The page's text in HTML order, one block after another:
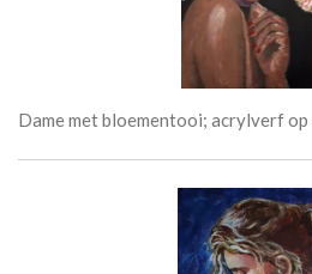
Dame met bloementooi; acrylverf